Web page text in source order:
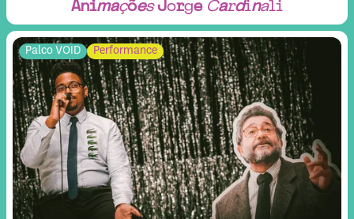
Animações Jorge Cardinali
Palco VOID Performance